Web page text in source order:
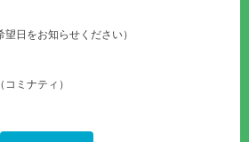
望日をお知らせください）
ミナティ）